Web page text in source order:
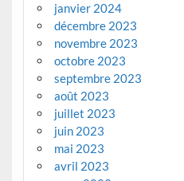
janvier 2024
décembre 2023
novembre 2023
octobre 2023
septembre 2023
août 2023
juillet 2023
juin 2023
mai 2023
avril 2023